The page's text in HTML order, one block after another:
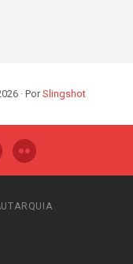
· PorSlingshot